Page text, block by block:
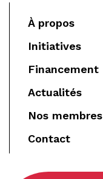
À propos
Initiatives
Financement
Actualités
Nos membres
Contact